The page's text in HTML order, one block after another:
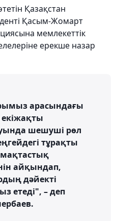
Қазақстан
Қасым-Жомарт
мемлекеттік
ерекше назар
арасындағы
шешуші рөл
тұрақты
айқындап,
дәйекті
етеді", – деп